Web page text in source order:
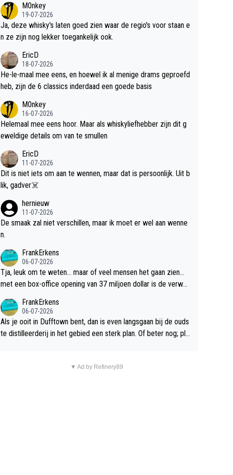
M0nkey
19-07-2026
Ja, deze whisky's laten goed zien waar de regio's voor staan e
n ze zijn nog lekker toegankelijk ook.
EricD
18-07-2026
He-le-maal mee eens, en hoewel ik al menige drams geproefd
heb, zijn de 6 classics inderdaad een goede basis
M0nkey
16-07-2026
Helemaal mee eens hoor. Maar als whiskyliefhebber zijn dit g
eweldige details om van te smullen
EricD
11-07-2026
Dit is niet iets om aan te wennen, maar dat is persoonlijk. Uit b
lik, gadver☠️
hernieuw
11-07-2026
De smaak zal niet verschillen, maar ik moet er wel aan wenne
n.
FrankErkens
06-07-2026
Tja, leuk om te weten... maar of veel mensen het gaan zien...
met een box-office opening van 37 miljoen dollar is de verwa
FrankErkens
06-07-2026
Als je ooit in Dufftown bent, dan is even langsgaan bij de ouds
te distilleerderij in het gebied een sterk plan. Of beter nog; pla
▼ Ad by Refinery89